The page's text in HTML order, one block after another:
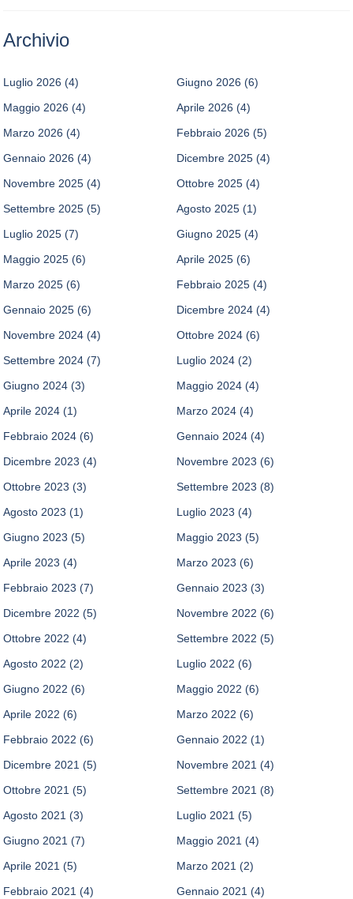
Archivio
Luglio 2026 (4) Giugno 2026 (6)
Maggio 2026 (4) Aprile 2026 (4)
Marzo 2026 (4) Febbraio 2026 (5)
Gennaio 2026 (4) Dicembre 2025 (4)
Novembre 2025 (4) Ottobre 2025 (4)
Settembre 2025 (5) Agosto 2025 (1)
Luglio 2025 (7) Giugno 2025 (4)
Maggio 2025 (6) Aprile 2025 (6)
Marzo 2025 (6) Febbraio 2025 (4)
Gennaio 2025 (6) Dicembre 2024 (4)
Novembre 2024 (4) Ottobre 2024 (6)
Settembre 2024 (7) Luglio 2024 (2)
Giugno 2024 (3) Maggio 2024 (4)
Aprile 2024 (1) Marzo 2024 (4)
Febbraio 2024 (6) Gennaio 2024 (4)
Dicembre 2023 (4) Novembre 2023 (6)
Ottobre 2023 (3) Settembre 2023 (8)
Agosto 2023 (1) Luglio 2023 (4)
Giugno 2023 (5) Maggio 2023 (5)
Aprile 2023 (4) Marzo 2023 (6)
Febbraio 2023 (7) Gennaio 2023 (3)
Dicembre 2022 (5) Novembre 2022 (6)
Ottobre 2022 (4) Settembre 2022 (5)
Agosto 2022 (2) Luglio 2022 (6)
Giugno 2022 (6) Maggio 2022 (6)
Aprile 2022 (6) Marzo 2022 (6)
Febbraio 2022 (6) Gennaio 2022 (1)
Dicembre 2021 (5) Novembre 2021 (4)
Ottobre 2021 (5) Settembre 2021 (8)
Agosto 2021 (3) Luglio 2021 (5)
Giugno 2021 (7) Maggio 2021 (4)
Aprile 2021 (5) Marzo 2021 (2)
Febbraio 2021 (4) Gennaio 2021 (4)